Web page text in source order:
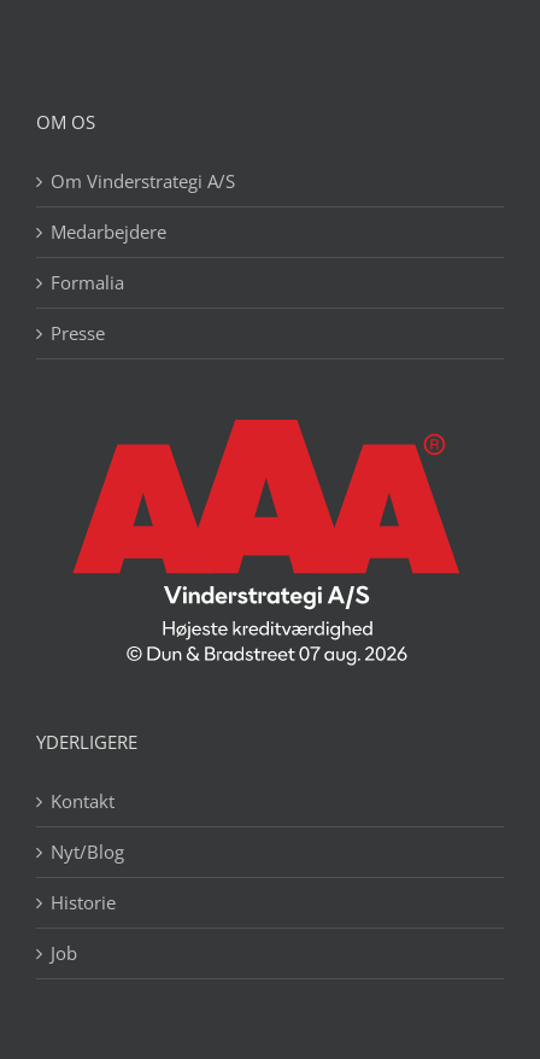
OM OS
Om Vinderstrategi A/S
Medarbejdere
Formalia
Presse
YDERLIGERE
Kontakt
Nyt/Blog
Historie
Job